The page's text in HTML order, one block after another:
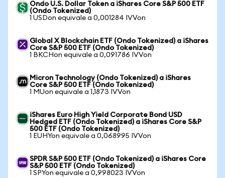
Ondo U.S. Dollar Token a iShares Core S&P 500 ETF
(Ondo Tokenized)
1 USDon equivale a 0,001284 IVVon
Global X Blockchain ETF (Ondo Tokenized) a iShares
Core S&P 500 ETF (Ondo Tokenized)
1 BKCHon equivale a 0,091786 IVVon
Micron Technology (Ondo Tokenized) a iShares
Core S&P 500 ETF (Ondo Tokenized)
1 MUon equivale a 1,1873 IVVon
iShares Euro High Yield Corporate Bond USD
Hedged ETF (Ondo Tokenized) a iShares Core S&P
500 ETF (Ondo Tokenized)
1 EUHYon equivale a 0,068995 IVVon
SPDR S&P 500 ETF (Ondo Tokenized) a iShares Core
S&P 500 ETF (Ondo Tokenized)
1 SPYon equivale a 0,998023 IVVon